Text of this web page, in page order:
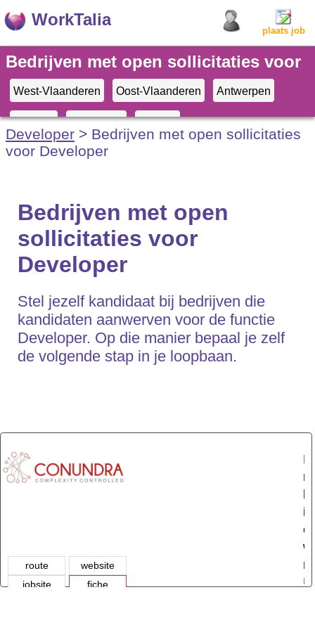
WorkTalia
plaats job
Bedrijven met open sollicitaties voor
Developer
West-Vlaanderen Oost-Vlaanderen Antwerpen
Limburg Vl-Brabant Brussel
Developer > Bedrijven met open sollicitaties
voor Developer
Bedrijven met open
sollicitaties voor
Developer
Stel jezelf kandidaat bij bedrijven die
kandidaten aanwerven voor de functie
Developer. Op die manier bepaal je zelf
de volgende stap in je loopbaan.
route
website
jobsite
fiche